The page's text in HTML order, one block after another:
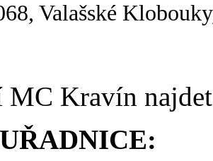
Valašské
MC Kravín